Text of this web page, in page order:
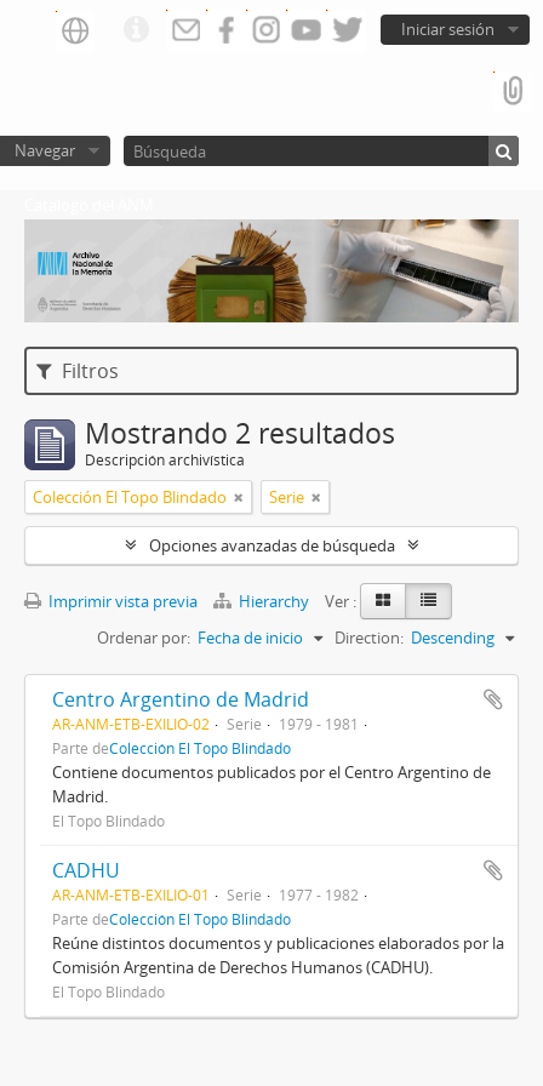
Iniciar sesión
Navegar
Filtros
Mostrando 2 resultados
Descripción archivística
Colección El Topo Blindado Serie
Opciones avanzadas de búsqueda
Imprimir vista previa Hierarchy
Ver :
Ordenar por: Fecha de inicio Direction: Descending
Centro Argentino de Madrid
AR-ANM-ETB-EXILIO-02 Serie
1979 - 1981
Parte deColección El Topo Blindado
Contiene documentos publicados por el Centro Argentino de
Madrid.
El Topo Blindado
CADHU
AR-ANM-ETB-EXILIO-01 Serie
1977 - 1982
Parte deColección El Topo Blindado
Reúne distintos documentos y publicaciones elaborados por la
Comisión Argentina de Derechos Humanos (CADHU).
El Topo Blindado